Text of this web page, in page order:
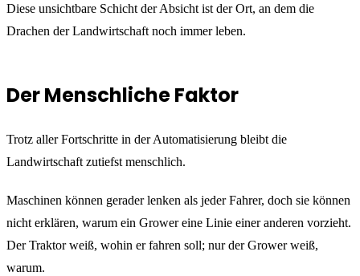
Diese unsichtbare Schicht der Absicht ist der Ort, an dem die
Drachen der Landwirtschaft noch immer leben.
Der Menschliche Faktor
Trotz aller Fortschritte in der Automatisierung bleibt die
Landwirtschaft zutiefst menschlich.
Maschinen können gerader lenken als jeder Fahrer, doch sie können
nicht erklären, warum ein Grower eine Linie einer anderen vorzieht.
Der Traktor weiß, wohin er fahren soll; nur der Grower weiß,
warum.